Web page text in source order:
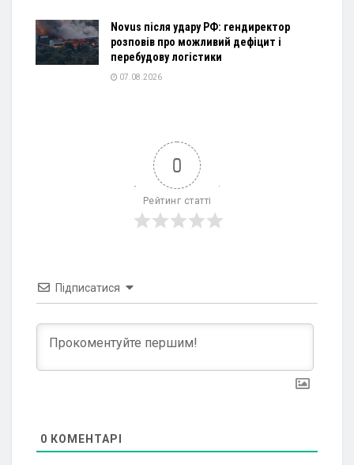
Novus після удару РФ: гендиректор
розповів про можливий дефіцит і
перебудову логістики
07.08.2026
0
Рейтинг статті
Підписатися
0 КОМЕНТАРІ